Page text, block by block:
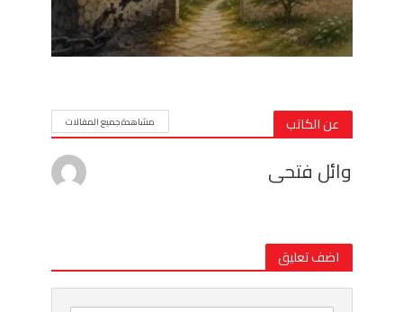
عن الكاتب مشاهدة جميع المقالات
وائل فتحى
اضف تعليق